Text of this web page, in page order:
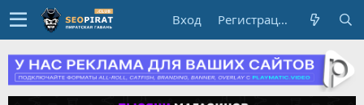
Вход Регистрация